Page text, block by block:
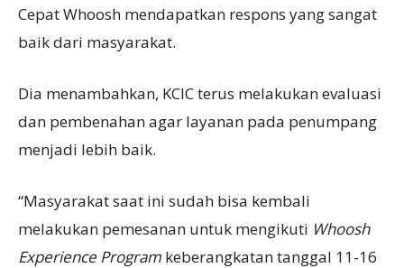
Cepat Whoosh mendapatkan respons yang sangat
baik dari masyarakat.
Dia menambahkan, KCIC terus melakukan evaluasi
dan pembenahan agar layanan pada penumpang
menjadi lebih baik.
“Masyarakat saat ini sudah bisa kembali
melakukan pemesanan untuk mengikuti Whoosh
Experience Program keberangkatan tanggal 11-16